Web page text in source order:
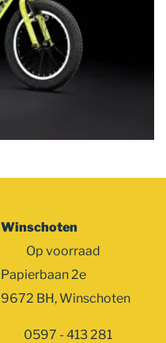
Winschoten
Op voorraad
Papierbaan 2e
9672 BH, Winschoten
0597 - 413 281